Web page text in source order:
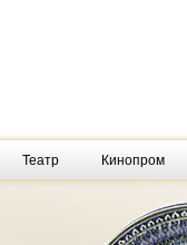
Театр Кинопром